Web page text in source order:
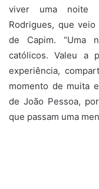
viver uma noite
Rodrigues, que
de Capim. “Uma
católicos. Valeu a
experiência,
momento de muita
de João Pessoa,
que passam uma